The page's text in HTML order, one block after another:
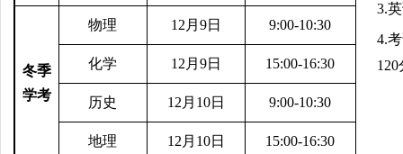
3.
4.
冬季
学考
物理 12 月9日 9:00-10:30
化学 12 月9日 15:00-16:30
历史 12 月10日 9:00-10:30
地理 12 月10日 15:00-16:30